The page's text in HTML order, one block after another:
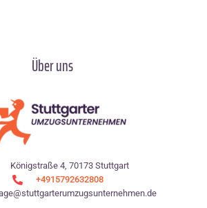
Über uns
Königstraße 4, 70173 Stuttgart
+4915792632808